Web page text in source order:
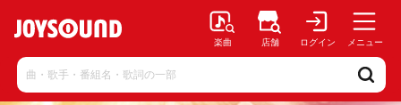
楽曲 店舗 ログイン メニュー